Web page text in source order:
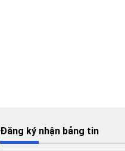
Đăng ký nhận bảng tin